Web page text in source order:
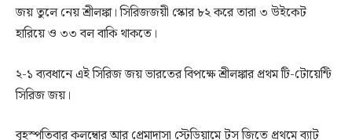
জয় তুলে নেয় শ্রীলঙ্কা। সিরিজজয়ী স্কোর ৮২ করে তারা ৩ উইকেট
হারিয়ে ও ৩৩ বল বাকি থাকতে।
২-১ ব্যবধানে এই সিরিজ জয় ভারতের বিপক্ষে শ্রীলঙ্কার প্রথম টি-টোয়েন্টি
সিরিজ জয়।
বৃহস্পতিবার কলম্বোর আর প্রেমাদাসা স্টেডিয়ামে টস জিতে প্রথমে ব্যাট